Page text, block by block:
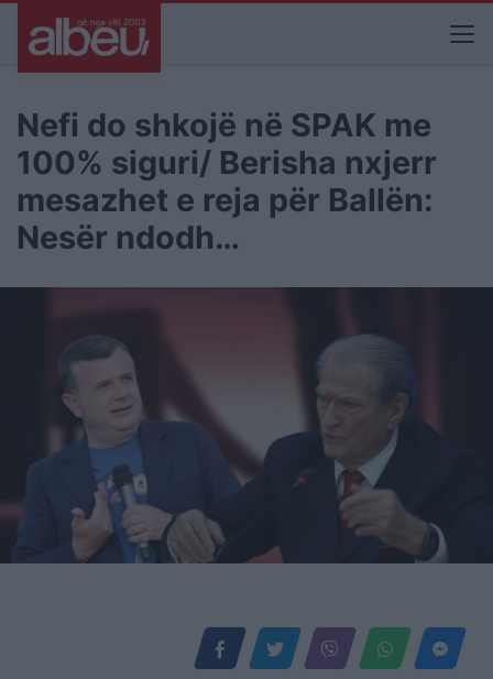
Nefi do shkojë në SPAK me
100% siguri/ Berisha nxjerr
mesazhet e reja për Ballën:
Nesër ndodh…